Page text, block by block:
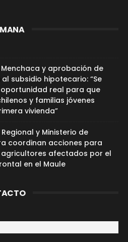
y aprobación de
subsidio hipotecario: “Se
real para que
y familias jóvenes
vivienda”
y Ministerio de
coordinan acciones para
afectados por el
en el Maule